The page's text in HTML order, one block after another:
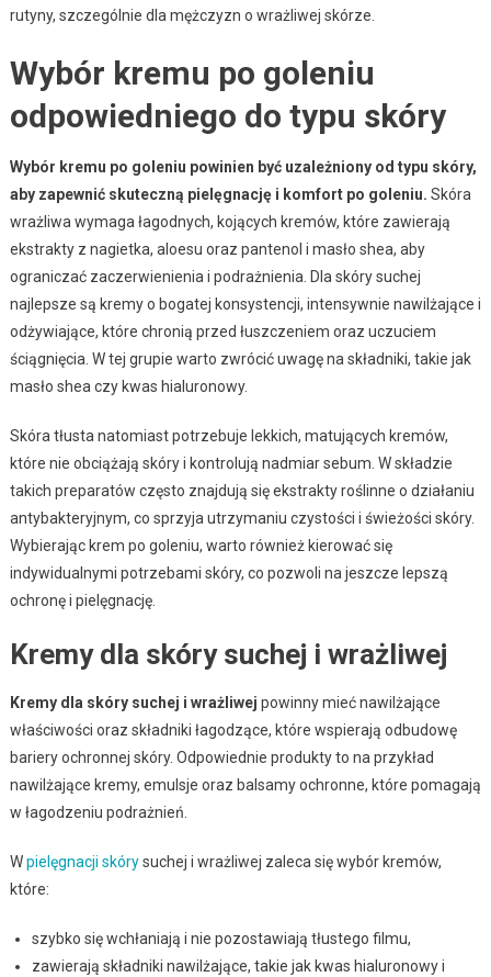
rutyny, szczególnie dla mężczyzn o wrażliwej skórze.
Wybór kremu po goleniu
odpowiedniego do typu skóry
Wybór kremu po goleniu powinien być uzależniony od typu skóry,
aby zapewnić skuteczną pielęgnację i komfort po goleniu. Skóra
wrażliwa wymaga łagodnych, kojących kremów, które zawierają
ekstrakty z nagietka, aloesu oraz pantenol i masło shea, aby
ograniczać zaczerwienienia i podrażnienia. Dla skóry suchej
najlepsze są kremy o bogatej konsystencji, intensywnie nawilżające i
odżywiające, które chronią przed łuszczeniem oraz uczuciem
ściągnięcia. W tej grupie warto zwrócić uwagę na składniki, takie jak
masło shea czy kwas hialuronowy.
Skóra tłusta natomiast potrzebuje lekkich, matujących kremów,
które nie obciążają skóry i kontrolują nadmiar sebum. W składzie
takich preparatów często znajdują się ekstrakty roślinne o działaniu
antybakteryjnym, co sprzyja utrzymaniu czystości i świeżości skóry.
Wybierając krem po goleniu, warto również kierować się
indywidualnymi potrzebami skóry, co pozwoli na jeszcze lepszą
ochronę i pielęgnację.
Kremy dla skóry suchej i wrażliwej
Kremy dla skóry suchej i wrażliwej powinny mieć nawilżające
właściwości oraz składniki łagodzące, które wspierają odbudowę
bariery ochronnej skóry. Odpowiednie produkty to na przykład
nawilżające kremy, emulsje oraz balsamy ochronne, które pomagają
w łagodzeniu podrażnień.
Wpielęgnacji skórysuchej i wrażliwej zaleca się wybór kremów,
które:
szybko się wchłaniają i nie pozostawiają tłustego filmu,
zawierają składniki nawilżające, takie jak kwas hialuronowy i